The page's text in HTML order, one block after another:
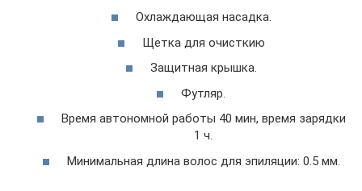
Охлаждающая насадка.
Щетка для очисткию
Защитная крышка.
Футляр.
Время автономной работы 40 мин, время зарядки
1 ч.
Минимальная длина волос для эпиляции: 0.5 мм.